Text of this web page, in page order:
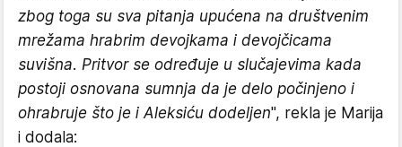
zbog toga su sva pitanja upućena na društvenim
mrežama hrabrim devojkama i devojčicama
suvišna. Pritvor se određuje u slučajevima kada
postoji osnovana sumnja da je delo počinjeno i
ohrabruje što je i Aleksiću dodeljen", rekla je Marija
i dodala: